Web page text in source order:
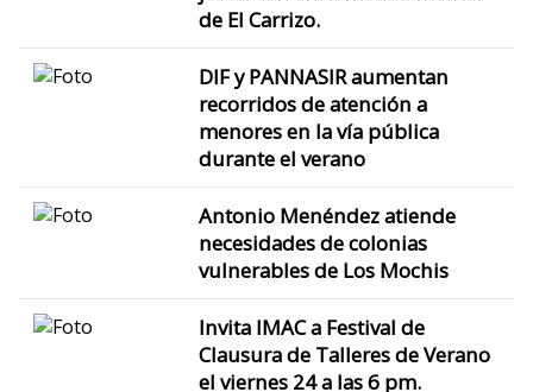
de El Carrizo.
DIF y PANNASIR aumentan
recorridos de atención a
menores en la vía pública
durante el verano
Antonio Menéndez atiende
necesidades de colonias
vulnerables de Los Mochis
Invita IMAC a Festival de
Clausura de Talleres de Verano
el viernes 24 a las 6 pm.